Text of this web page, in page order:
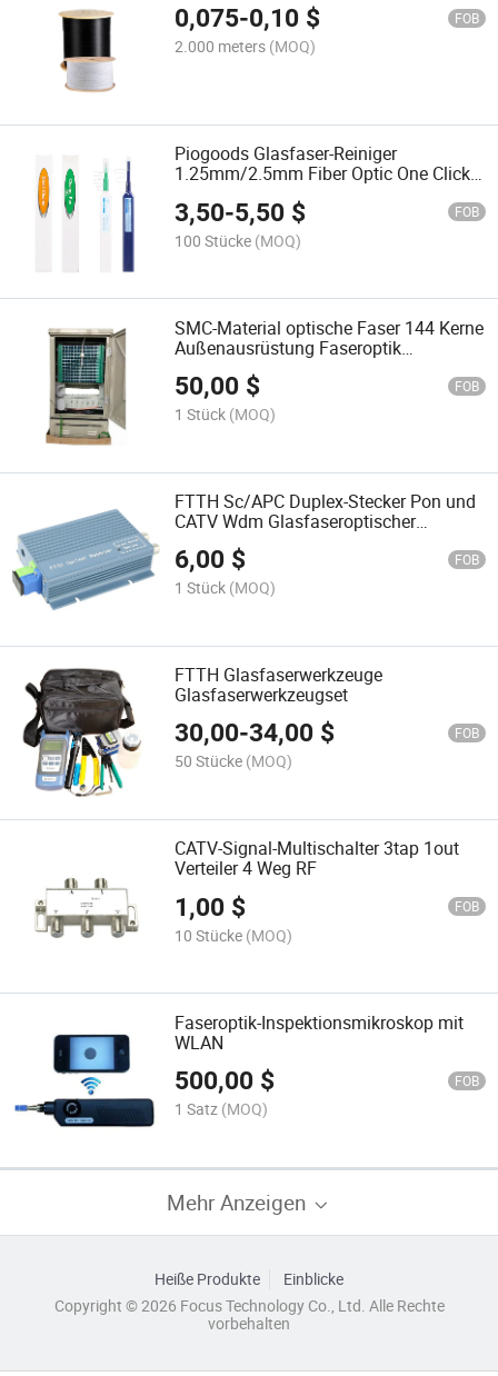
0,075-0,10 $ FOB
2.000 meters (MOQ)
Piogoods Glasfaser-Reiniger
1.25mm/2.5mm Fiber Optic One Click
3,50-5,50 $ FOB
100 Stücke (MOQ)
SMC-Material optische Faser 144 Kerne
Außenausrüstung Faseroptik
Kreuzverbindungs-Verteilerkasten
50,00 $ FOB
1 Stück (MOQ)
FTTH Sc/APC Duplex-Stecker Pon und
CATV Wdm Glasfaseroptischer
Empfänger Preis mit 2 Ausgang
6,00 $ FOB
1 Stück (MOQ)
FTTH Glasfaserwerkzeuge
Glasfaserwerkzeugset
30,00-34,00 $ FOB
50 Stücke (MOQ)
CATV-Signal-Multischalter 3tap 1out
Verteiler 4 Weg RF
1,00 $ FOB
10 Stücke (MOQ)
Faseroptik-Inspektionsmikroskop mit
WLAN
500,00 $ FOB
1 Satz (MOQ)
Mehr Anzeigen
Heiße Produkte
Einblicke
Copyright © 2026 Focus Technology Co., Ltd. Alle Rechte
vorbehalten